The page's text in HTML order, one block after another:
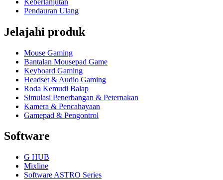
Pendauran Ulang
Jelajahi produk
Mouse Gaming
Bantalan Mousepad Game
Keyboard Gaming
Headset & Audio Gaming
Roda Kemudi Balap
Simulasi Penerbangan & Peternakan
Kamera & Pencahayaan
Gamepad & Pengontrol
Software
G HUB
Mixline
Software ASTRO Series